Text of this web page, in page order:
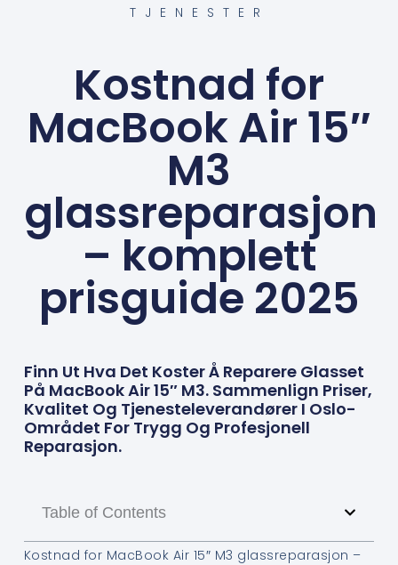
TJENESTER
Kostnad for
MacBook Air 15″
M3
glassreparasjon
– komplett
prisguide 2025
Finn Ut Hva Det Koster Å Reparere Glasset
På MacBook Air 15″ M3. Sammenlign Priser,
Kvalitet Og Tjenesteleverandører I Oslo-
Området For Trygg Og Profesjonell
Reparasjon.
Table of Contents
Kostnad for MacBook Air 15″ M3 glassreparasjon –